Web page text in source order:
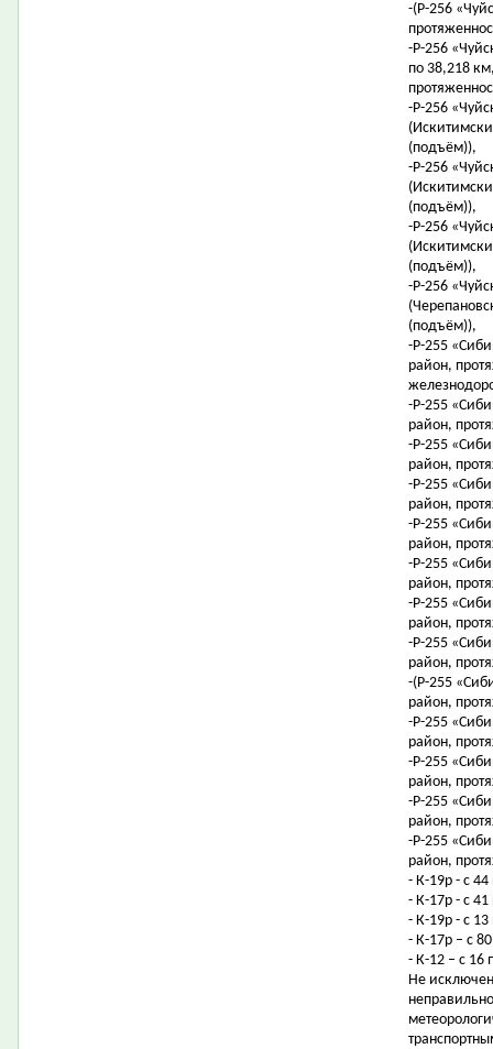
-(Р-256
-Р-256
по 38,218
-Р-256
(подъём)),
-Р-256
(подъём)),
-Р-256
(подъём)),
-Р-256
(подъём)),
-Р-255
район,
-Р-255
район,
-Р-255
район,
-Р-255
район,
-Р-255
район,
-Р-255
район,
-Р-255
район,
-Р-255
район,
-(Р-255
район,
-Р-255
район,
-Р-255
район,
-Р-255
район,
-Р-255
район,
- К-19р - с
- К-17р - с
- К-19р - с
- К-17р – с
- К-12 – с 16
Не